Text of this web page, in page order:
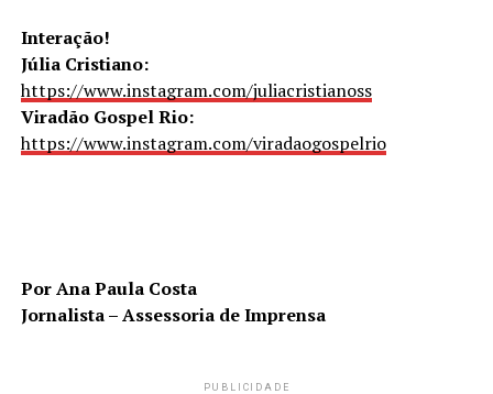
Interação!
Júlia Cristiano:
https://www.instagram.com/juliacristianoss
Viradão Gospel Rio:
https://www.instagram.com/viradaogospelrio
Por Ana Paula Costa
Jornalista – Assessoria de Imprensa
PUBLICIDADE